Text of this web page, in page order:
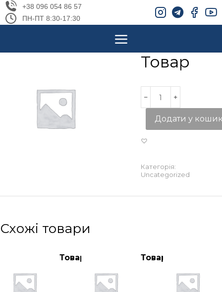
+38 096 054 86 57
ПН-ПТ 8:30-17:30
Товар
Додати у
Категорія:
Uncategorized
Схожі товари
Товар Товар